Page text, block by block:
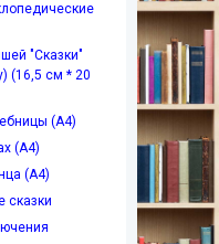
"Сказки"
(16,5 см * 20
(А4)
(А4)
(А4)
сказки